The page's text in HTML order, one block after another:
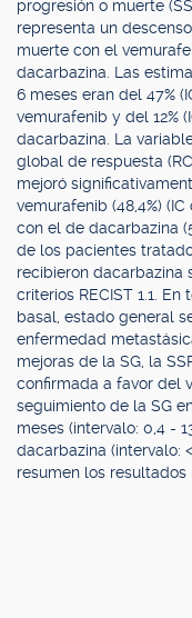
progresión o muerte
representa un
muerte con el
dacarbazina. Las
6 meses eran del 47%
vemurafenib y del 12%
dacarbazina. La
global de respuesta
mejoró
vemurafenib (48,4%) (IC
con el de dacarbazina
de los pacientes
recibieron dacarbazina
criterios RECIST 1.1.
basal, estado general
enfermedad
mejoras de la SG, la
confirmada a favor del
seguimiento de la SG
meses (intervalo: 0,4 -
dacarbazina (intervalo:
resumen los resultados